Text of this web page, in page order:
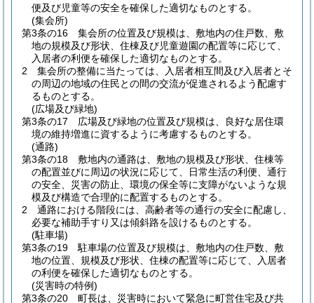
便及び児童等の安全を確保した適切なものとする。
(集会所)
第3条の16
集会所の位置及び規模は、敷地内の住戸数、敷
地の規模及び形状、住棟及び児童遊園の配置等に応じて、
入居者の利便を確保した適切なものとする。
2
集会所の整備に当たっては、入居者相互間及び入居者とそ
の周辺の地域の住民との間の交流が促進されるよう配慮す
るものとする。
(広場及び緑地)
第3条の17
広場及び緑地の位置及び規模は、良好な居住環
境の維持増進に資するように考慮するものとする。
(通路)
第3条の18
敷地内の通路は、敷地の規模及び形状、住棟等
の配置並びに周辺の状況に応じて、日常生活の利便、通行
の安全、災害の防止、環境の保全等に支障がないような規
模及び構造で合理的に配置するものとする。
2
通路における階段には、高齢者等の通行の安全に配慮し、
必要な補助手すり又は傾斜路を設けるものとする。
(駐車場)
第3条の19
駐車場の位置及び規模は、敷地内の住戸数、敷
地の位置、規模及び形状、住棟の配置等に応じて、入居者
の利便を確保した適切なものとする。
(災害時の特例)
第3条の20
町長は、災害時において緊急に町営住宅及び共